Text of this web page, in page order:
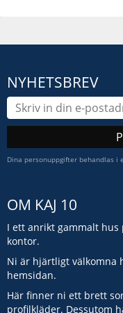
NYHETSBREV
Dina personuppgifter behandlas i
OM KAJ 10
I ett anrikt gammalt
kontor.
Ni är hjärtligt välkomna
hemsidan.
Här finner ni ett brett
profilkläder. Dessutom